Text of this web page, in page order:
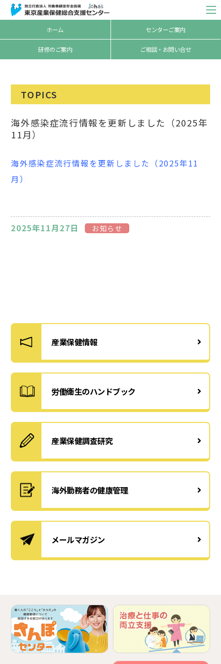
ホーム センターご案内
研修のご案内 ご相談・お問い合せ
TOPICS
海外感染症流行情報を更新しました（2025年
11月）
海外感染症流行情報を更新しました（2025年11
月）
2025年11月27日 お知らせ
産業保健情報
労働衛生のハンドブック
産業保健調査研究
海外勤務者の健康管理
メールマガジン